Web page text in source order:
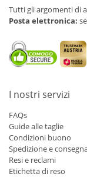
Tutti gli argomenti di
Posta elettronica:
I nostri servizi
FAQs
Guide alle taglie
Condizioni buono
Spedizione e
Resi e reclami
Etichetta di reso